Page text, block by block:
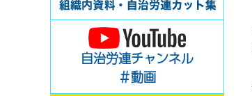
自治労連チャンネル
＃動画